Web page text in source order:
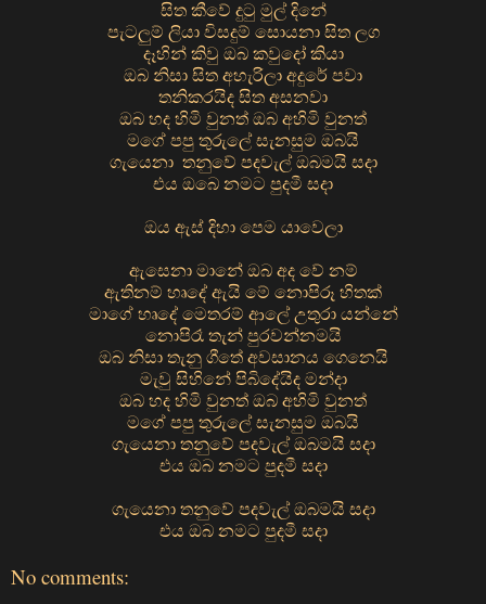
සිත කීවේ දුටු මුල් දිනේ
පැටලුම් ලියා විසදුම් සොයනා සිත ලග
දෑහින් කිවු ඔබ කවුදෝ කියා
ඔබ නිසා සිත අහැරිලා අදුරේ පවා
තනිකරයිද සිත අසනවා
ඔබ හද හිමි වුනත් ඔබ අහිමි වුනත්
මගේ පපු තුරුලේ සැනසුම ඔබයි
ගැයෙනා තනුවේ පදවැල් ඔබමයි සදා
එය ඔබෙ නමට පුදමී සදා
ඔය ඇස් දිහා පෙම යාවෙලා
ඇසෙනා මානේ ඔබ අද වේ නම්
ඇතිනම් හෘදේ ඇයි මේ නොපිරූ හිතක්
මාගේ හෘදේ මෙතරම් ආලේ උතුරා යන්නේ
නොපිරෑ තැන් පුරවන්නමයි
ඔබ නිසා තැනු ගීතේ අවසානය ගෙනෙයි
මැවු සිහිනේ පිබිදේයිද මන්දා
ඔබ හද හිමි වුනත් ඔබ අහිමි වුනත්
මගේ පපු තුරුලේ සැනසුම ඔබයි
ගැයෙනා තනුවේ පදවැල් ඔබමයි සදා
එය ඔබ නමට පුදමී සදා
ගැයෙනා තනුවේ පදවැල් ඔබමයි සදා
එය ඔබ නමට පුදමී සදා
No comments: